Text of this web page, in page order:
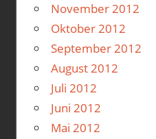
November 2012
Oktober 2012
September 2012
August 2012
Juli 2012
Juni 2012
Mai 2012